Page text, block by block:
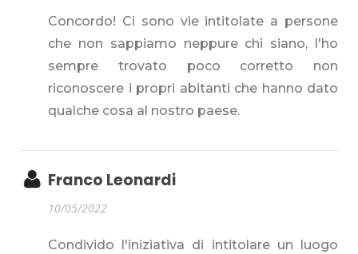
Concordo! Ci sono vie intitolate a persone
che non sappiamo neppure chi siano, l'ho
sempre trovato poco corretto non
riconoscere i propri abitanti che hanno dato
qualche cosa al nostro paese.
Franco Leonardi
10/05/2022
Condivido l'iniziativa di intitolare un luogo